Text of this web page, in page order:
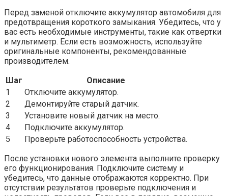
Перед заменой отключите аккумулятор автомобиля для
предотвращения короткого замыкания. Убедитесь, что у
вас есть необходимые инструменты, такие как отвертки
и мультиметр. Если есть возможность, используйте
оригинальные компоненты, рекомендованные
производителем.
Шаг
Описание
1
Отключите аккумулятор.
2
Демонтируйте старый датчик.
3
Установите новый датчик на место.
4
Подключите аккумулятор.
5
Проверьте работоспособность устройства.
После установки нового элемента выполните проверку
его функционирования. Подключите систему и
убедитесь, что данные отображаются корректно. При
отсутствии результатов проверьте подключения и